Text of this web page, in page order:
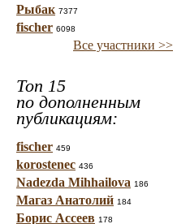
Рыбак 7377
fischer 6098
Все участники >>
Топ 15
по дополненным
публикациям:
fischer 459
korostenec 436
Nadezda Mihhailova 186
Магаз Анатолий 184
Борис Ассеев 178